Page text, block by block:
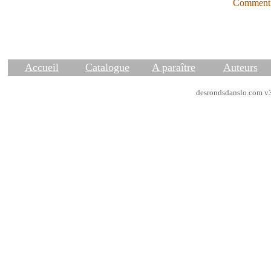
Accueil Catalogue A paraître Auteurs
desrondsdanslo.com